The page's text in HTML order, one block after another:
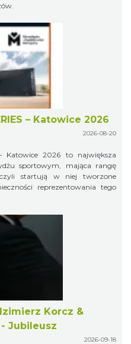
– Katowice 2026
2026-08-20
Katowice 2026 to największa
sportowym, mająca rangę
startują w niej tworzone
reprezentowania tego
Korcz &
Jubileusz
2026-09-18